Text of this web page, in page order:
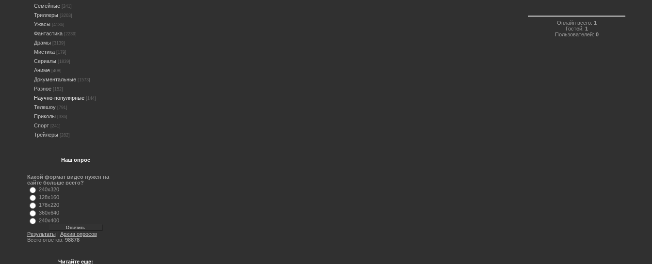
Семейные [241]
Триллеры [3203]
Ужасы [4136]
Фантастика [2239]
Драмы [3139]
Мистика [179]
Сериалы [1839]
Аниме [408]
Документальные [1573]
Разное [152]
Научно-популярные [144]
Телешоу [791]
Приколы [336]
Спорт [241]
Трейлеры [282]
Наш опрос
Какой формат видео нужен на
сайте больше всего?
240x320
128x160
178x220
360x640
240x400
Результаты | Архив опросов
Всего ответов: 98878
Читайте еще:
Онлайн всего: 1
Гостей: 1
Пользователей: 0